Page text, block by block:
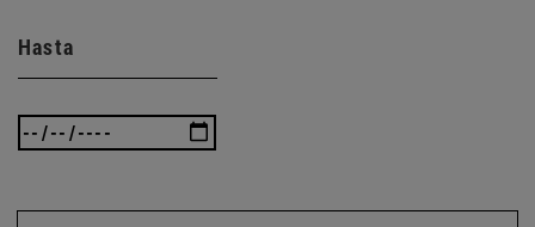
Hasta